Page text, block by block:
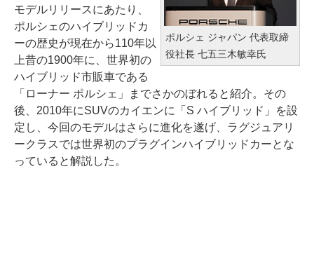
ポルシェ ジャパン 代表取締
役社長 七五三木敏幸氏
モデルリリースにあたり、
ポルシェのハイブリッドカ
ーの歴史が現在から110年以
上昔の1900年に、世界初の
ハイブリッド市販車である
「ローナー ポルシェ」までさかのぼれると紹介。その
後、2010年にSUVのカイエンに「S ハイブリッド」を設
定し、今回のモデルはさらに進化を遂げ、ラグジュアリ
ークラスでは世界初のプラグインハイブリッドカーとな
っていると解説した。